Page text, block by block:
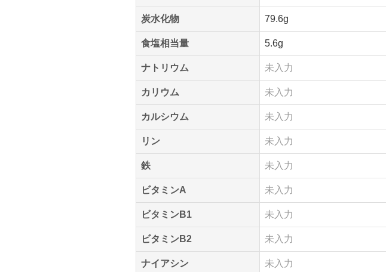
炭水化物 79.6g
食塩相当量 5.6g
ナトリウム 未入力
カリウム 未入力
カルシウム 未入力
リン 未入力
鉄 未入力
ビタミンA 未入力
ビタミンB1 未入力
ビタミンB2 未入力
ナイアシン 未入力